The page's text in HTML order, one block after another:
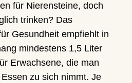
für Nierensteine, doch
trinken? Das
Gesundheit empfiehlt in
mindestens 1,5 Liter
Erwachsene, die man
zu sich nimmt. Je